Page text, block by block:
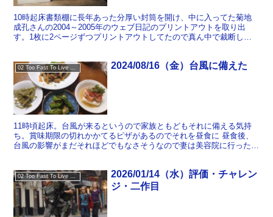
10時起床書類棚に長年あった分厚い封筒を開け、中に入ってた菊地
成孔さんの2004～2005年のウェブ日記のプリントアウトを取り出
す。1枚に2ページずつプリントアウトしてたので真ん中で裁断して
2024/08/16（金）台風に備えた
11時頃起床。台風が来るというので家族ともどもそれに備える気持
ち。賞味期限の切れかかてるピザがあるのでそれを昼食に 昼食後、
台風の影響がまだそれほどでもなさそうなので妻は美容院に行った
02 Too Fast To Live Too Young To Die
2026/01/14（水）評価・チャレン
ジ・二作目